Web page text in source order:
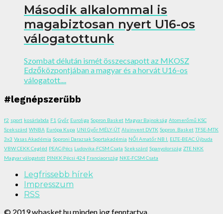
Második alkalommal is
magabiztosan nyert U16-os
válogatottunk
Szombat délután ismét összecsapott az MKOSZ
Edzőközpontjában a magyar és a horvát U16-os
válogatott....
#legnépszerűbb
f2 sport kosárlabda F1 Győr Euroliga Sopron Basket Magyar Bajnokság Atomerőmű KSC
Szekszárd WNBA Európa Kupa UNI Győr MÉLY-ÚT Aluinvent DVTK Sopron_Basket TFSE-MTK
3x3 Vasas Akadémia Soproni Darazsak Sportakadémia NŐI Amatőr NB I. ELTE-BEAC Újbuda
VBW CEKK Cegléd PEAC-Pécs Ludovika-FCSM Csata Szekszárd Spanyolország ZTE NKK
Magyar válogatott PINKK Pécsi 424 Franciaország NKE-FCSM Csata
Legfrissebb hírek
Impresszum
RSS
© 2019 wbasket.hu minden jog fenntartva.